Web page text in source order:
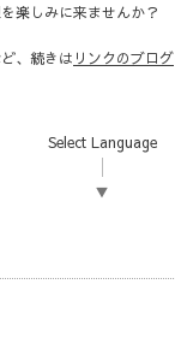
楽しみに来ませんか？
、続きは リンクのブログ
Select Language
▼